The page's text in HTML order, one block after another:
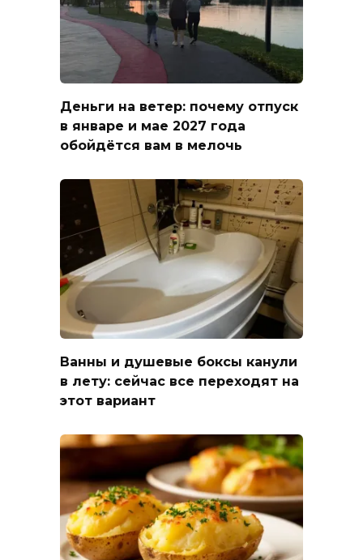
Деньги на ветер: почему отпуск
в январе и мае 2027 года
обойдётся вам в мелочь
Ванны и душевые боксы канули
в лету: сейчас все переходят на
этот вариант